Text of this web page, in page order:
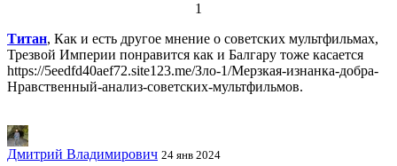
1
Титан, Как и есть другое мнение о советских мультфильмах,
Трезвой Империи понравится как и Балгару тоже касается
https://5eedfd40aef72.site123.me/Зло-1/Мерзкая-изнанка-добра-
Нравственный-анализ-советских-мультфильмов.
Дмитрий Владимирович 24 янв 2024